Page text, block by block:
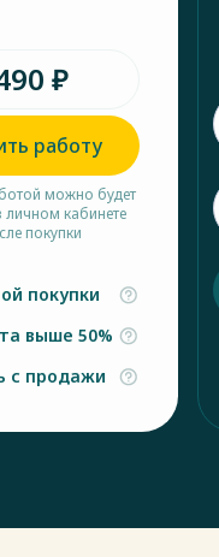
₽
работу
можно будет
личном кабинете
покупки
покупки
выше 50%
с продажи